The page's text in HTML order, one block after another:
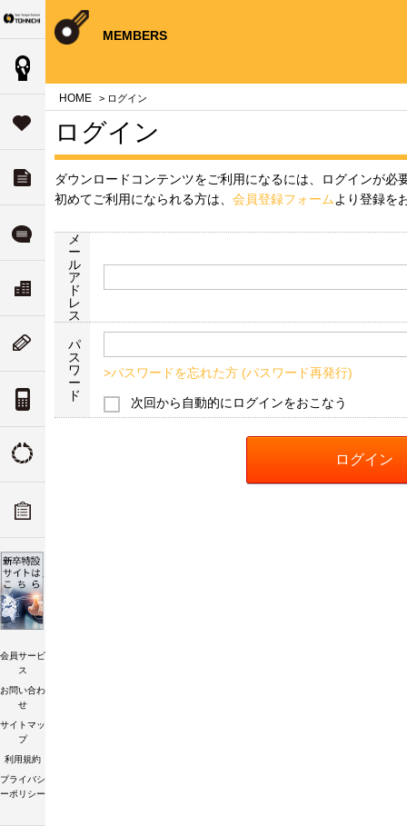
Your Torque Partner TOHNICHI
サポート
ダウンロード
よくある質問
会社案内
ニューストピックス
トルク単位の換算
会員サービ
ス
お問い合わ
せ
サイトマッ
プ
利用規約
プライバシ
ーポリシー
close
close
close
デ
ツリ
close
て
ティ
close
close
close
MEMBERS
HOME > ログイン
ログイン
ダウンロードコンテンツをご利用になるには、ログインが必
初めてご利用になられる方は、 会員登録フォーム より登録を
メ
ー
ル
ア
ド
レ
ス
パ
ス
ワ
ー
ド
>パスワードを忘れた方 (パスワード再発行)
次回から自動的にログインをおこなう